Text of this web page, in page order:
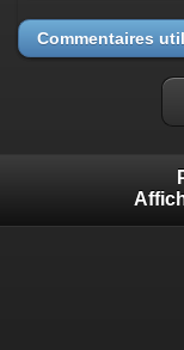
Commentaires